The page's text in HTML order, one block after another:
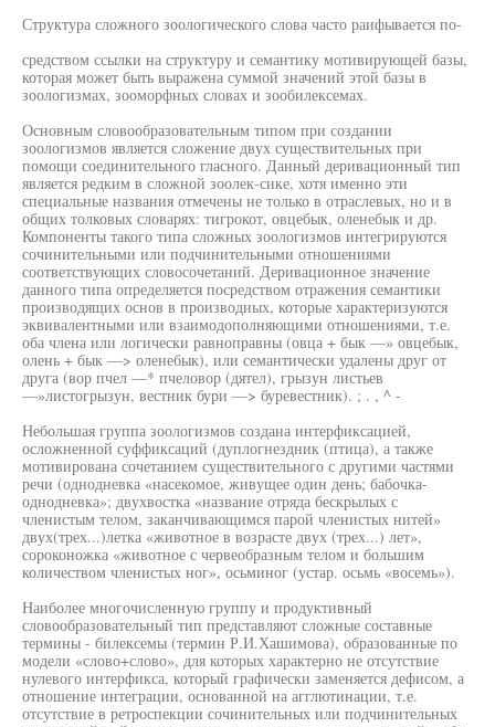
Структура сложного зоологического слова часто раифывается по-
средством ссылки на структуру и семантику мотивирующей базы,
которая может быть выражена суммой значений этой базы в
зоологизмах, зооморфных словах и зообилексемах.
Основным словообразовательным типом при создании
зоологизмов является сложение двух существительных при
помощи соединительного гласного. Данный деривационный тип
является редким в сложной зоолек-сике, хотя именно эти
специальные названия отмечены не только в отраслевых, но и в
общих толковых словарях: тигрокот, овцебык, оленебык и др.
Компоненты такого типа сложных зоологизмов интегрируются
сочинительными или подчинительными отношениями
соответствующих словосочетаний. Деривационное значение
данного типа определяется посредством отражения семантики
производящих основ в производных, которые характеризуются
эквивалентными или взаимодополняющими отношениями, т.е.
оба члена или логически равноправны (овца + бык —» овцебык,
олень + бык —> оленебык), или семантически удалены друг от
друга (вор пчел —* пчеловор (дятел), грызун листьев
—»листогрызун, вестник бури —> буревестник). ; . , ^ -
Небольшая группа зоологизмов создана интерфиксацией,
осложненной суффиксаций (дуплогнездник (птица), а также
мотивирована сочетанием существительного с другими частями
речи (однодневка «насекомое, живущее один день; бабочка-
однодневка»; двухвостка «название отряда бескрылых с
членистым телом, заканчивающимся парой членистых нитей»
двух(трех...)летка «животное в возрасте двух (трех...) лет»,
сороконожка «животное с червеобразным телом и большим
количеством членистых ног», осьминог (устар. осьмь «восемь»).
Наиболее многочисленную группу и продуктивный
словообразовательный тип представляют сложные составные
термины - билексемы (термин Р.И.Хашимова), образованные по
модели «слово+слово», для которых характерно не отсутствие
нулевого интерфикса, который графически заменяется дефисом, а
отношение интеграции, основанной на агглютинации, т.е.
отсутствие в ретроспекции сочинительных или подчинительных